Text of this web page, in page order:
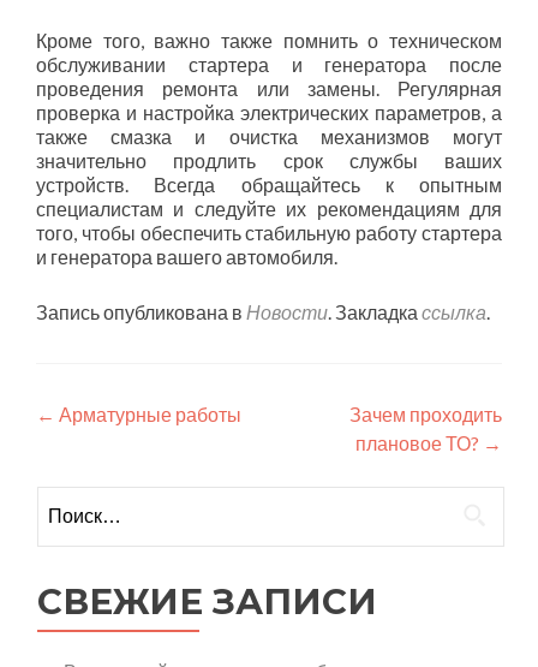
Кроме того, важно также помнить о техническом
обслуживании стартера и генератора после
проведения ремонта или замены. Регулярная
проверка и настройка электрических параметров, а
также смазка и очистка механизмов могут
значительно продлить срок службы ваших
устройств. Всегда обращайтесь к опытным
специалистам и следуйте их рекомендациям для
того, чтобы обеспечить стабильную работу стартера
и генератора вашего автомобиля.
Запись опубликована в Новости. Закладка ссылка.
Навигация
записям
← Арматурные работы
Зачем проходить
плановое ТО? →
СВЕЖИЕ ЗАПИСИ